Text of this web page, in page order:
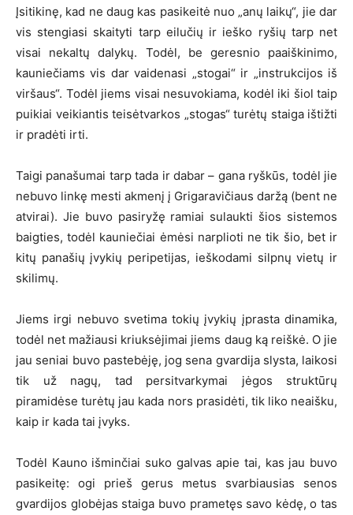
Įsitikinę, kad ne daug kas pasikeitė nuo „anų laikų“, jie dar
vis stengiasi skaityti tarp eilučių ir ieško ryšių tarp net
visai nekaltų dalykų. Todėl, be geresnio paaiškinimo,
kauniečiams vis dar vaidenasi „stogai“ ir „instrukcijos iš
viršaus“. Todėl jiems visai nesuvokiama, kodėl iki šiol taip
puikiai veikiantis teisėtvarkos „stogas“ turėtų staiga ištižti
ir pradėti irti.
Taigi panašumai tarp tada ir dabar – gana ryškūs, todėl jie
nebuvo linkę mesti akmenį į Grigaravičiaus daržą (bent ne
atvirai). Jie buvo pasiryžę ramiai sulaukti šios sistemos
baigties, todėl kauniečiai ėmėsi narplioti ne tik šio, bet ir
kitų panašių įvykių peripetijas, ieškodami silpnų vietų ir
skilimų.
Jiems irgi nebuvo svetima tokių įvykių įprasta dinamika,
todėl net mažiausi kriuksėjimai jiems daug ką reiškė. O jie
jau seniai buvo pastebėję, jog sena gvardija slysta, laikosi
tik už nagų, tad persitvarkymai jėgos struktūrų
piramidėse turėtų jau kada nors prasidėti, tik liko neaišku,
kaip ir kada tai įvyks.
Todėl Kauno išminčiai suko galvas apie tai, kas jau buvo
pasikeitę: ogi prieš gerus metus svarbiausias senos
gvardijos globėjas staiga buvo prametęs savo kėdę, o tas